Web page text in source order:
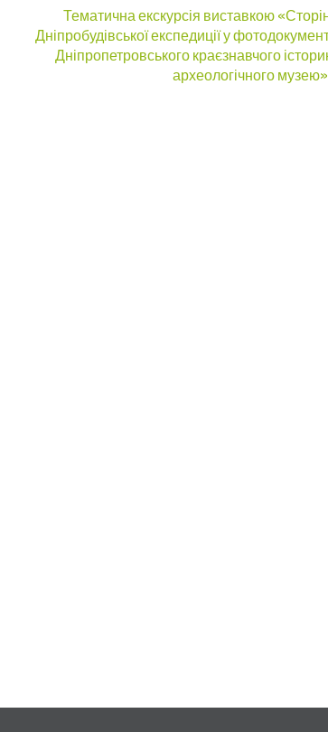
Тематична екскурсія виставкою
Дніпробудівської експедиції у
Дніпропетровського краєзнавчого
археологічного музею»